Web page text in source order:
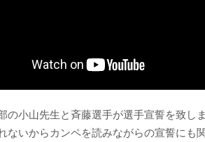
の小山先生と斉藤選手が選手宣誓を致しま
ないからカンペを読みながらの宣誓に